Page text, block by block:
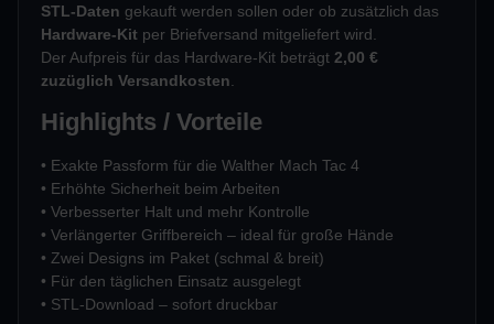
STL-Daten gekauft werden sollen oder ob zusätzlich das
Hardware-Kit per Briefversand mitgeliefert wird.
Der Aufpreis für das Hardware-Kit beträgt 2,00 €
zuzüglich Versandkosten
Highlights / Vorteile
• Exakte Passform für die Walther Mach Tac 4
• Erhöhte Sicherheit beim Arbeiten
• Verbesserter Halt und mehr Kontrolle
• Verlängerter Griffbereich – ideal für große Hände
• Zwei Designs im Paket (schmal & breit)
• Für den täglichen Einsatz ausgelegt
• STL-Download – sofort druckbar